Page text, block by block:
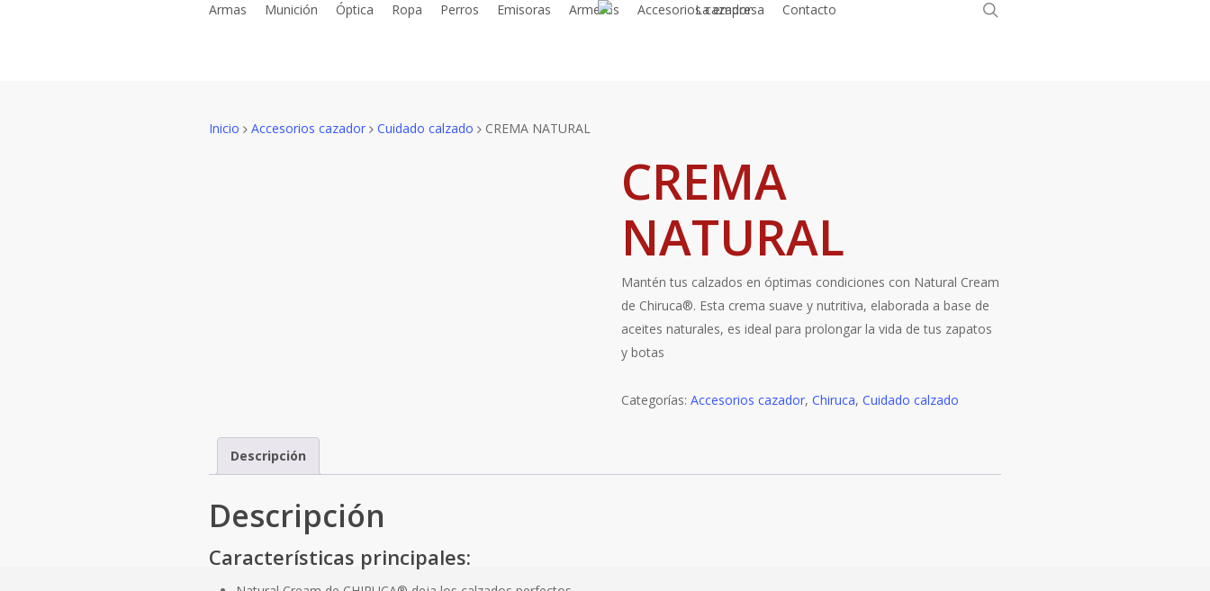
Armas Munición Óptica Ropa Perros Emisoras Armeros Accesorios cazador
La empresa Contacto
Inicio Accesorios cazador Cuidado calzado CREMA NATURAL
CREMA
NATURAL
Mantén tus calzados en óptimas condiciones con Natural Cream
de Chiruca®. Esta crema suave y nutritiva, elaborada a base de
aceites naturales, es ideal para prolongar la vida de tus zapatos
y botas
Categorías: Accesorios cazador, Chiruca, Cuidado calzado
Descripción
Descripción
Características principales: